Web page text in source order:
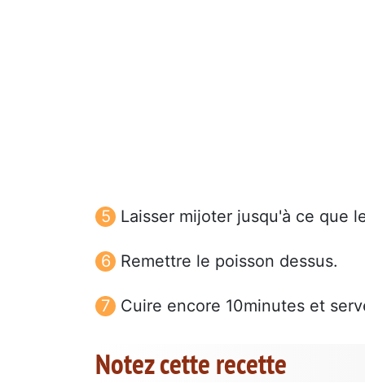
Laisser mijoter jusqu'à ce que
Remettre le poisson dessus.
Cuire encore 10minutes et
Notez cette recette